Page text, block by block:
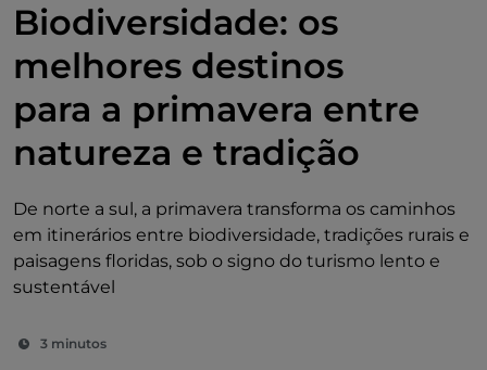
Biodiversidade: os
melhores destinos
para a primavera entre
natureza e tradição
De norte a sul, a primavera transforma os caminhos
em itinerários entre biodiversidade, tradições rurais e
paisagens floridas, sob o signo do turismo lento e
sustentável
3 minutos